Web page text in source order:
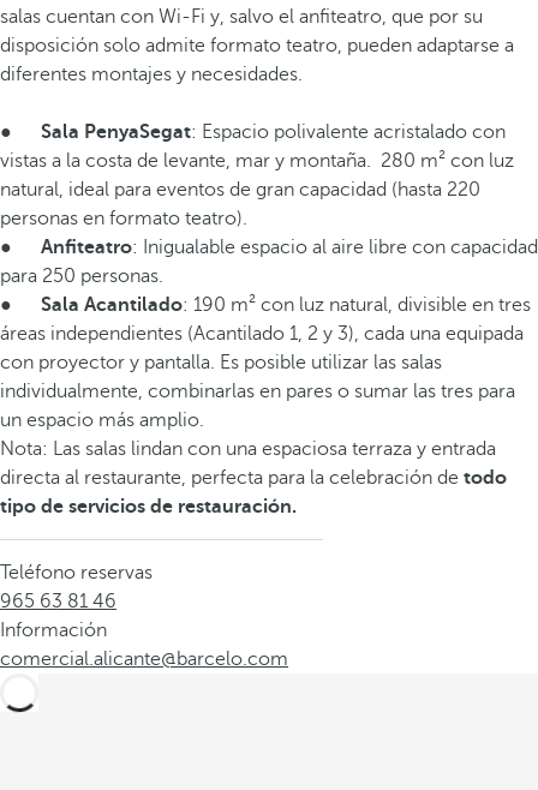
salas cuentan con Wi-Fi y, salvo el anfiteatro, que por su
disposición solo admite formato teatro, pueden adaptarse a
diferentes montajes y necesidades.
● Sala PenyaSegat: Espacio polivalente acristalado con
vistas a la costa de levante, mar y montaña. 280 m² con luz
natural, ideal para eventos de gran capacidad (hasta 220
personas en formato teatro).
● Anfiteatro: Inigualable espacio al aire libre con capacidad
para 250 personas.
● Sala Acantilado: 190 m² con luz natural, divisible en tres
áreas independientes (Acantilado 1, 2 y 3), cada una equipada
con proyector y pantalla. Es posible utilizar las salas
individualmente, combinarlas en pares o sumar las tres para
un espacio más amplio.
Nota: Las salas lindan con una espaciosa terraza y entrada
directa al restaurante, perfecta para la celebración de todo
tipo de servicios de restauración.
Teléfono reservas
965 63 81 46
Información
comercial.alicante@barcelo.com